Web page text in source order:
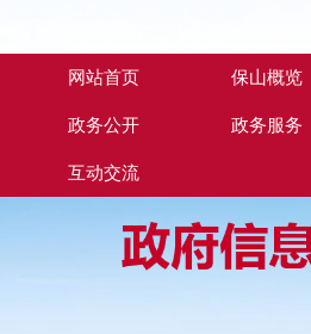
网站首页 保山概览
政务公开 政务服务
互动交流